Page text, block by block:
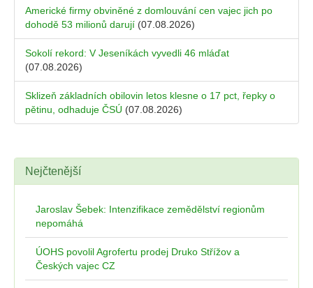
Americké firmy obviněné z domlouvání cen vajec jich po
dohodě 53 milionů darují (07.08.2026)
Sokolí rekord: V Jeseníkách vyvedli 46 mláďat
(07.08.2026)
Sklizeň základních obilovin letos klesne o 17 pct, řepky o
pětinu, odhaduje ČSÚ (07.08.2026)
Nejčtenější
Jaroslav Šebek: Intenzifikace zemědělství regionům
nepomáhá
ÚOHS povolil Agrofertu prodej Druko Střížov a
Českých vajec CZ